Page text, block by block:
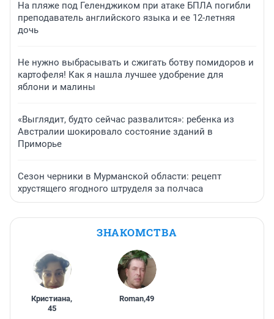
На пляже под Геленджиком при атаке БПЛА погибли
преподаватель английского языка и ее 12-летняя
дочь
Не нужно выбрасывать и сжигать ботву помидоров и
картофеля! Как я нашла лучшее удобрение для
яблони и малины
«Выглядит, будто сейчас развалится»: ребенка из
Австралии шокировало состояние зданий в
Приморье
Сезон черники в Мурманской области: рецепт
хрустящего ягодного штруделя за полчаса
ЗНАКОМСТВА
Кристиана,
45
Roman,49